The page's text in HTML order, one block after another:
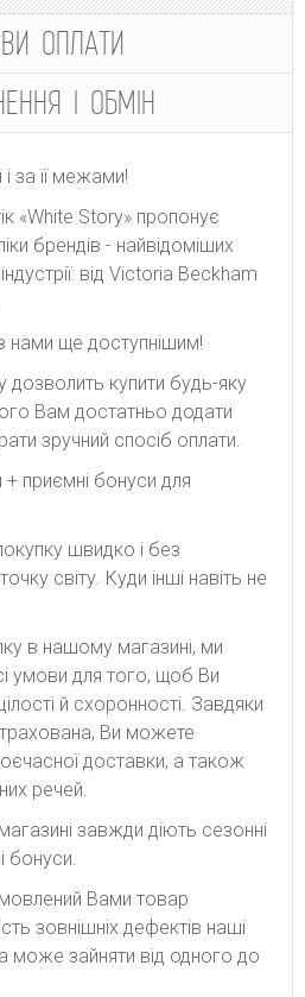
ОПЛАТИ
І ОБМІН
і за її межами!
«White Story» пропонує
брендів - найвідоміших
від Victoria Beckham
нами ще доступнішим!
дозволить купити будь-яку
Вам достатньо додати
зручний спосіб оплати.
+ приємні бонуси для
швидко і без
світу. Куди інші навіть не
в нашому магазині, ми
умови для того, щоб Ви
й схоронності. Завдяки
Ви можете
доставки, а також
речей.
завжди діють сезонні
бонуси.
Вами товар
зовнішніх дефектів наші
зайняти від одного до